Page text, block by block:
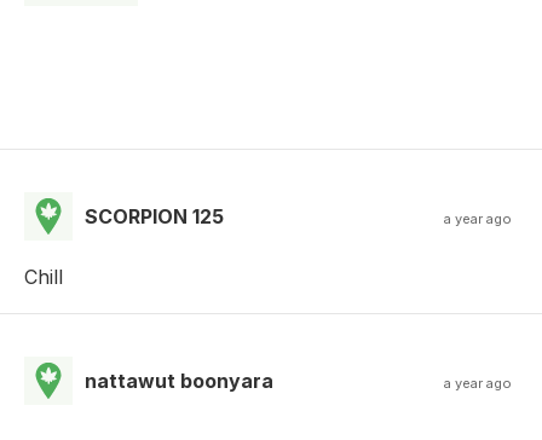
SCORPION 125 a year ago
Chill
nattawut boonyara a year ago